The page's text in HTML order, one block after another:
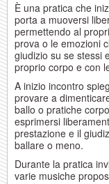
È una pratica che
porta a muoversi
permettendo al
prova o le emozioni
giudizio su se stessi
proprio corpo e con
A inizio incontro
provare a
ballo o pratiche
esprimersi
prestazione e il
ballare o meno.
Durante la pratica
varie musiche